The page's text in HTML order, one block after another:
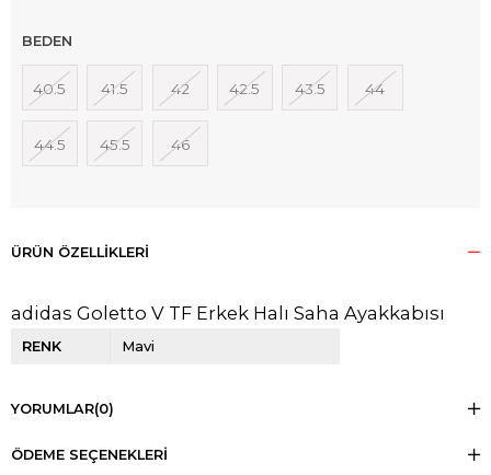
BEDEN
40.5 41.5 42 42.5 43.5 44
44.5 45.5 46
ÜRÜN ÖZELLIKLERI
adidas Goletto V TF Erkek Halı Saha Ayakkabısı
RENK Mavi
YORUMLAR(0)
ÖDEME SEÇENEKLERI